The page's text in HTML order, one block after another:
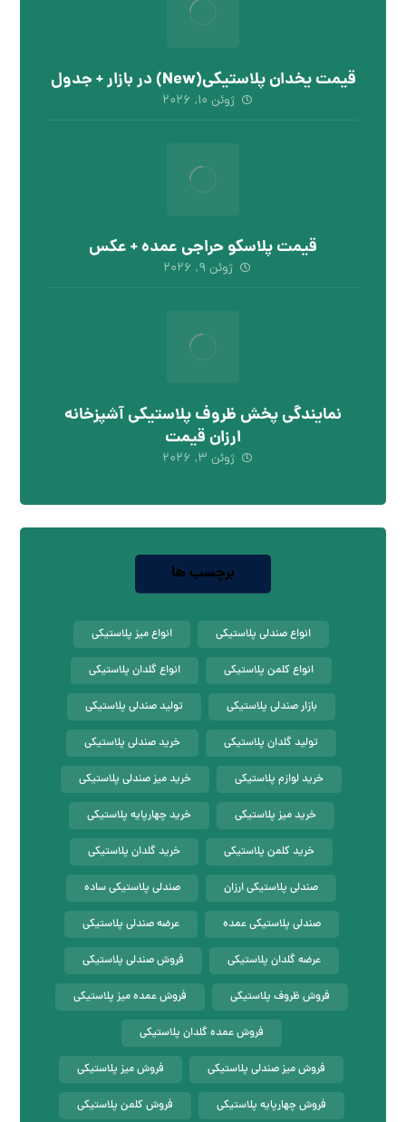
قیمت یخدان پلاستیکی(New) در بازار + جدول
ژوئن ۱۰, ۲۰۲۶
قیمت پلاسکو حراجی عمده + عکس
ژوئن ۹, ۲۰۲۶
نمایندگی پخش ظروف پلاستیکی آشپزخانه
ارزان قیمت
ژوئن ۳, ۲۰۲۶
برچسب ها
انواع صندلی پلاستیکی انواع میز پلاستیکی
انواع کلمن پلاستیکی انواع گلدان پلاستیکی
بازار صندلی پلاستیکی تولید صندلی پلاستیکی
تولید گلدان پلاستیکی خرید صندلی پلاستیکی
خرید لوازم پلاستیکی خرید میز صندلی پلاستیکی
خرید میز پلاستیکی خرید چهارپایه پلاستیکی
خرید کلمن پلاستیکی خرید گلدان پلاستیکی
صندلی پلاستیکی ارزان صندلی پلاستیکی ساده
صندلی پلاستیکی عمده عرضه صندلی پلاستیکی
عرضه گلدان پلاستیکی فروش صندلی پلاستیکی
فروش ظروف پلاستیکی فروش عمده میز پلاستیکی
فروش عمده گلدان پلاستیکی
فروش میز صندلی پلاستیکی فروش میز پلاستیکی
فروش چهارپایه پلاستیکی فروش کلمن پلاستیکی